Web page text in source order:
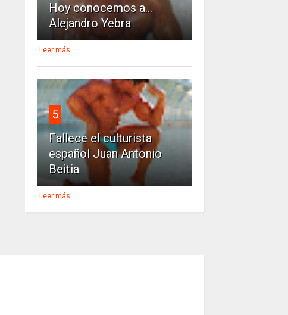
Hoy conocemos a...
Alejandro Yebra
Leer más
5
Fallece el culturista
español Juan Antonio
Beitia
Leer más